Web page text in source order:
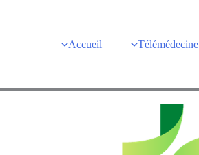
Accueil Télémédecine